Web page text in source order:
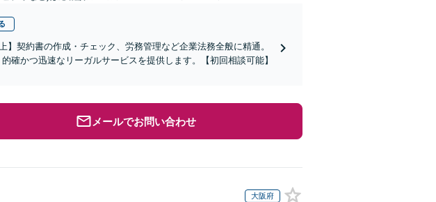
】契約書の作成・チェック、労務管理など企業法務全般に精通。
確かつ迅速なリーガルサービスを提供します。【初回相談可能】
メールでお問い合わせ
大阪府